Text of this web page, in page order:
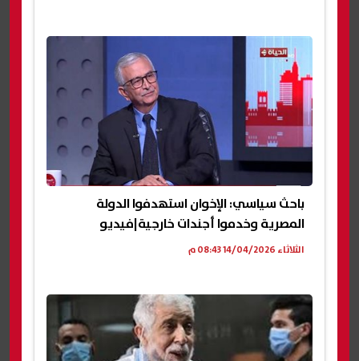
باحث سياسي: الإخوان استهدفوا الدولة
المصرية وخدموا أجندات خارجية|فيديو
الثلاثاء 14/04/2026 08:43 م